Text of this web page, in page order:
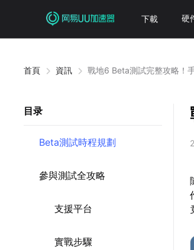
下載 硬
首頁 資訊 戰地6 Beta測試完整攻略！
目录
Beta測試時程規劃
參與測試全攻略
支援平台
實戰步驟